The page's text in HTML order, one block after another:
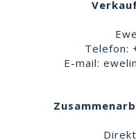
Telefon:
E-mail: